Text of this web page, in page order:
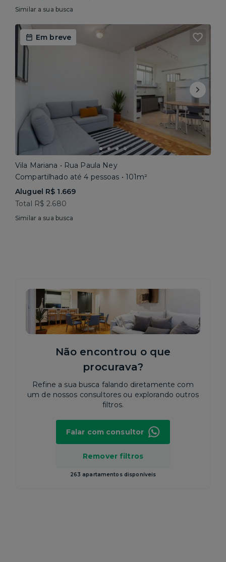
Similar a sua busca
Em breve
Vila Mariana • Rua Paula Ney
Compartilhado até 4 pessoas • 101m²
Aluguel R$ 1.669
Total R$ 2.680
Similar a sua busca
Não encontrou o que
procurava?
Refine a sua busca falando diretamente com
um de nossos consultores ou explorando outros
filtros.
Remover filtros
263 apartamentos disponíveis
Falar com consultor